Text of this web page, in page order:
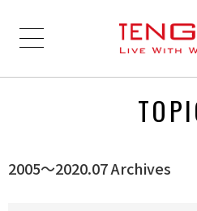
2005〜2020.07 Archives